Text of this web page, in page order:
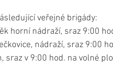
veřejné brigády:
horní nádraží, sraz 9:00
nádraží, sraz 9:00
sraz v 9:00 hod. na volné